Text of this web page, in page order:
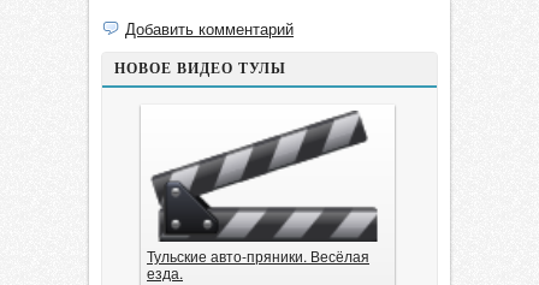
Добавить комментарий
НОВОЕ ВИДЕО ТУЛЫ
Тульские авто-пряники. Весёлая
езда.